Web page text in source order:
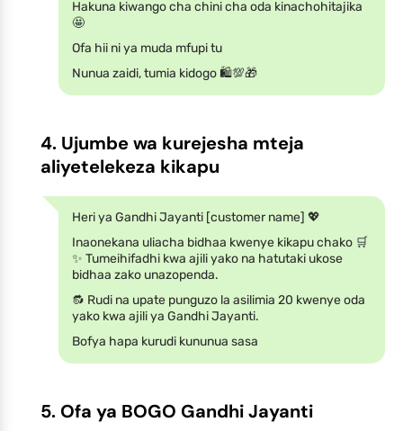
Hakuna kiwango cha chini cha oda kinachohitajika
🤩
Ofa hii ni ya muda mfupi tu
Nunua zaidi, tumia kidogo 🛍️💯🎁
4. Ujumbe wa kurejesha mteja
aliyetelekeza kikapu
Heri ya Gandhi Jayanti [customer name] 💖
Inaonekana uliacha bidhaa kwenye kikapu chako 🛒
✨ Tumeihifadhi kwa ajili yako na hatutaki ukose
bidhaa zako unazopenda.
🔂 Rudi na upate punguzo la asilimia 20 kwenye oda
yako kwa ajili ya Gandhi Jayanti.
Bofya hapa kurudi kununua sasa
5. Ofa ya BOGO Gandhi Jayanti